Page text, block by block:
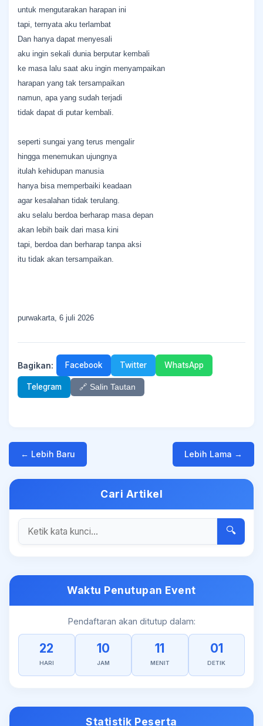
untuk mengutarakan harapan ini
tapi, ternyata aku terlambat
Dan hanya dapat menyesali
aku ingin sekali dunia berputar kembali
ke masa lalu saat aku ingin menyampaikan
harapan yang tak tersampaikan
namun, apa yang sudah terjadi
tidak dapat di putar kembali.
seperti sungai yang terus mengalir
hingga menemukan ujungnya
itulah kehidupan manusia
hanya bisa memperbaiki keadaan
agar kesalahan tidak terulang.
aku selalu berdoa berharap masa depan
akan lebih baik dari masa kini
tapi, berdoa dan berharap tanpa aksi
itu tidak akan tersampaikan.
purwakarta, 6 juli 2026
Bagikan: Facebook Twitter WhatsApp
Telegram 🔗 Salin Tautan
← Lebih Baru Lebih Lama →
Cari Artikel
🔍
Waktu Penutupan Event
Pendaftaran akan ditutup dalam:
22
HARI
10
JAM
11
MENIT
01
DETIK
Statistik Peserta